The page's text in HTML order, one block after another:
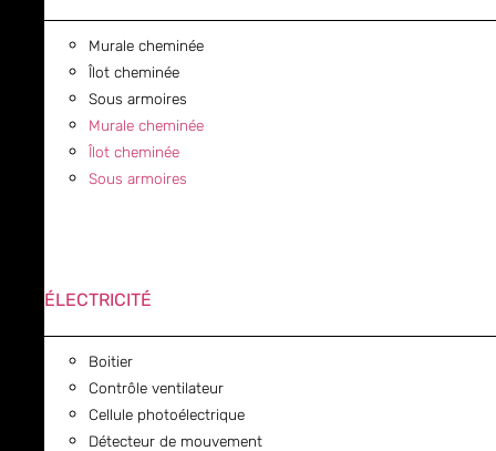
Murale cheminée
Îlot cheminée
Sous armoires
Murale cheminée
Îlot cheminée
Sous armoires
ÉLECTRICITÉ
Boitier
Contrôle ventilateur
Cellule photoélectrique
Détecteur de mouvement